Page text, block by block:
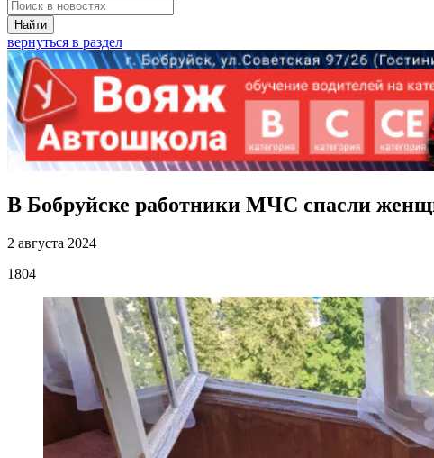
Найти
вернуться в раздел
В Бобруйске работники МЧС спасли
2 августа 2024
1804